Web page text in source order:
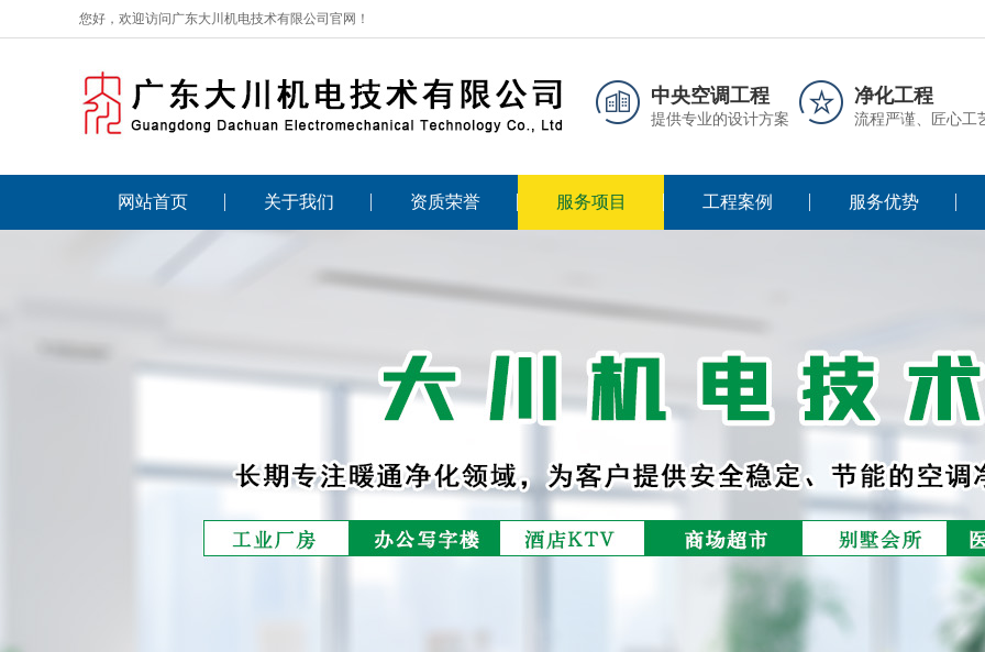
您好，欢迎访问广东大川机电技术有限公司官网！
中央空调工程
提供专业的设计方案
净化工程
流程严谨、匠心工
网站首页 关于我们 资质荣誉 服务项目 工程案例 服务优势